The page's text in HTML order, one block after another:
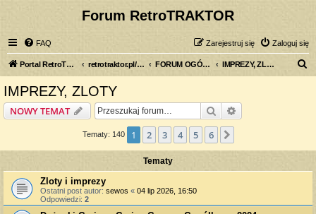
Forum RetroTRAKTOR
FAQ Zaloguj się
Zarejestruj się
Portal RetroTRAKTOR.pl retrotraktor.pl/forum FORUM OGÓLNE IMPREZY, ZLOTY
IMPREZY, ZLOTY
NOWY TEMAT Szukaj
Tematy: 140 1 2 3 4 5 6
Tematy
Zloty i imprezy
Ostatni post autor: sewos « 04 lip 2026, 16:50
Odpowiedzi: 2